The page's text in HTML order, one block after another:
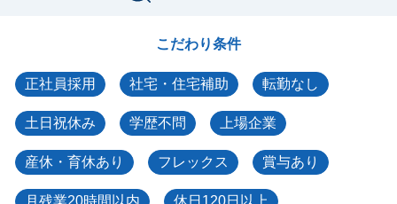
こだわり条件
正社員採用 社宅・住宅補助 転勤なし
土日祝休み 学歴不問 上場企業
産休・育休あり フレックス 賞与あり
月残業20時間以内 休日120日以上